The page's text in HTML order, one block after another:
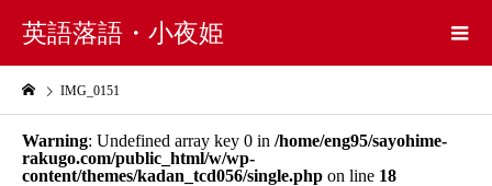
英語落語・小夜姫
IMG_0151
Warning: Undefined array key 0 in /home/eng95/sayohime-
rakugo.com/public_html/w/wp-
content/themes/kadan_tcd056/single.php on line 18